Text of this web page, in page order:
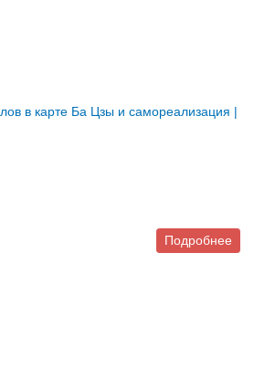
в карте Ба Цзы и самореализация |
Подробнее